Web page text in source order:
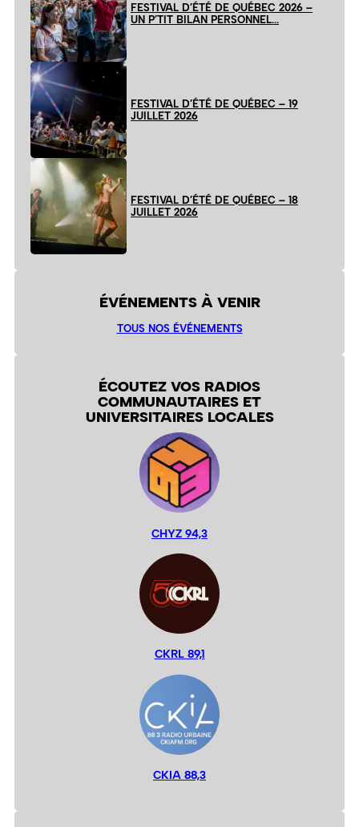
FESTIVAL D’ÉTÉ DE QUÉBEC 2026 –
UN P’TIT BILAN PERSONNEL…
FESTIVAL D’ÉTÉ DE QUÉBEC – 19
JUILLET 2026
FESTIVAL D’ÉTÉ DE QUÉBEC – 18
JUILLET 2026
ÉVÉNEMENTS À VENIR
TOUS NOS ÉVÉNEMENTS
ÉCOUTEZ VOS RADIOS
COMMUNAUTAIRES ET
UNIVERSITAIRES LOCALES
CHYZ 94,3
CKRL 89,1
CKIA 88,3